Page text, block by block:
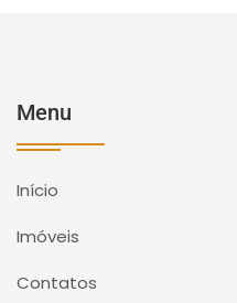
Menu
Início
Imóveis
Contatos